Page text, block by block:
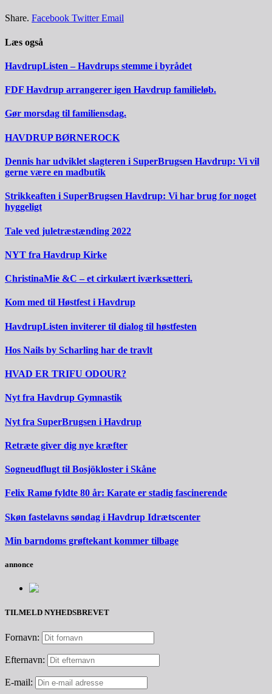
Share. Facebook Twitter Email
Læs også
HavdrupListen – Havdrups stemme i byrådet
FDF Havdrup arrangerer igen Havdrup familieløb.
Gør morsdag til familiensdag.
HAVDRUP BØRNEROCK
Dennis har udviklet slagteren i SuperBrugsen Havdrup: Vi vil
gerne være en madbutik
Strikkeaften i SuperBrugsen Havdrup: Vi har brug for noget
hyggeligt
Tale ved juletræstænding 2022
NYT fra Havdrup Kirke
ChristinaMie &C – et cirkulært iværksætteri.
Kom med til Høstfest i Havdrup
HavdrupListen inviterer til dialog til høstfesten
Hos Nails by Scharling har de travlt
HVAD ER TRIFU ODOUR?
Nyt fra Havdrup Gymnastik
Nyt fra SuperBrugsen i Havdrup
Retræte giver dig nye kræfter
Sogneudflugt til Bosjökloster i Skåne
Felix Ramø fyldte 80 år: Karate er stadig fascinerende
Skøn fastelavns søndag i Havdrup Idrætscenter
Min barndoms grøftekant kommer tilbage
annonce
TILMELD NYHEDSBREVET
Fornavn:
Efternavn:
E-mail: